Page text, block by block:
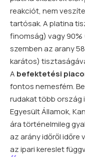
reakciót, nem
tartósak. A platina
finomság) vagy
szemben az arany
karátos)
A befektetési
fontos nemesfém.
rudakat több ország
Egyesült Államok,
ára történelmileg
az arány időről időre
az ipari kereslet